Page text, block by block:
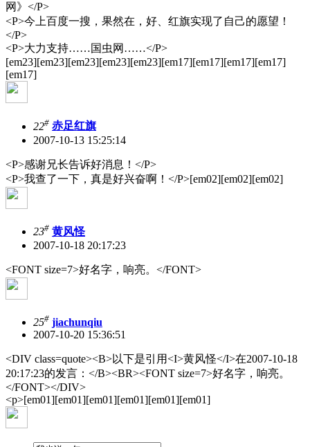
网》</P>
<P>今上百度一搜，果然在，好、红旗实现了自己的愿望！
</P>
<P>大力支持……国虫网……</P>
[em23][em23][em23][em23][em23][em17][em17][em17][em17]
[em17]
22# 赤足红旗
2007-10-13 15:25:14
<P>感谢兄长告诉好消息！</P>
<P>我查了一下，真是好兴奋啊！</P>[em02][em02][em02]
23# 黄风怪
2007-10-18 20:17:23
<FONT size=7>好名字，响亮。</FONT>
25# jiachunqiu
2007-10-20 15:36:51
<DIV class=quote><B>以下是引用<I>黄风怪</I>在2007-10-18
20:17:23的发言：</B><BR><FONT size=7>好名字，响亮。
</FONT></DIV>
<p>[em01][em01][em01][em01][em01][em01]